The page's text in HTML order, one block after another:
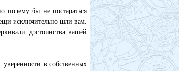
почему бы не постараться
исключительно шли вам.
достоинства вашей
в собственных